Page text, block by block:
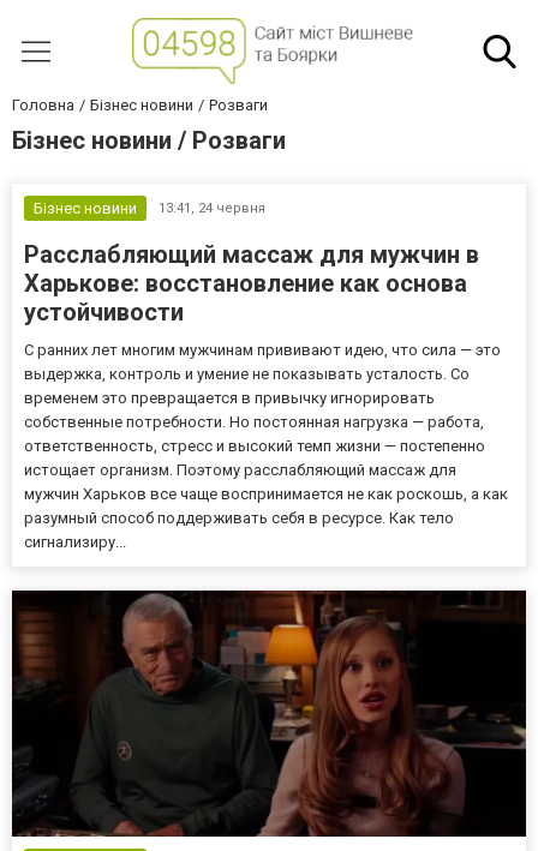
Головна Бізнес новини Розваги
Бізнес новини / Розваги
Бізнес новини 13:41, 24 червня
Расслабляющий массаж для мужчин в
Харькове: восстановление как основа
устойчивости
С ранних лет многим мужчинам прививают идею, что сила — это
выдержка, контроль и умение не показывать усталость. Со
временем это превращается в привычку игнорировать
собственные потребности. Но постоянная нагрузка — работа,
ответственность, стресс и высокий темп жизни — постепенно
истощает организм. Поэтому расслабляющий массаж для
мужчин Харьков все чаще воспринимается не как роскошь, а как
разумный способ поддерживать себя в ресурсе. Как тело
сигнализиру...